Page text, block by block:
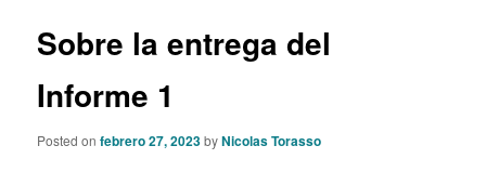
Sobre la entrega del
Informe 1
Posted onfebrero 27, 2023byNicolas Torasso